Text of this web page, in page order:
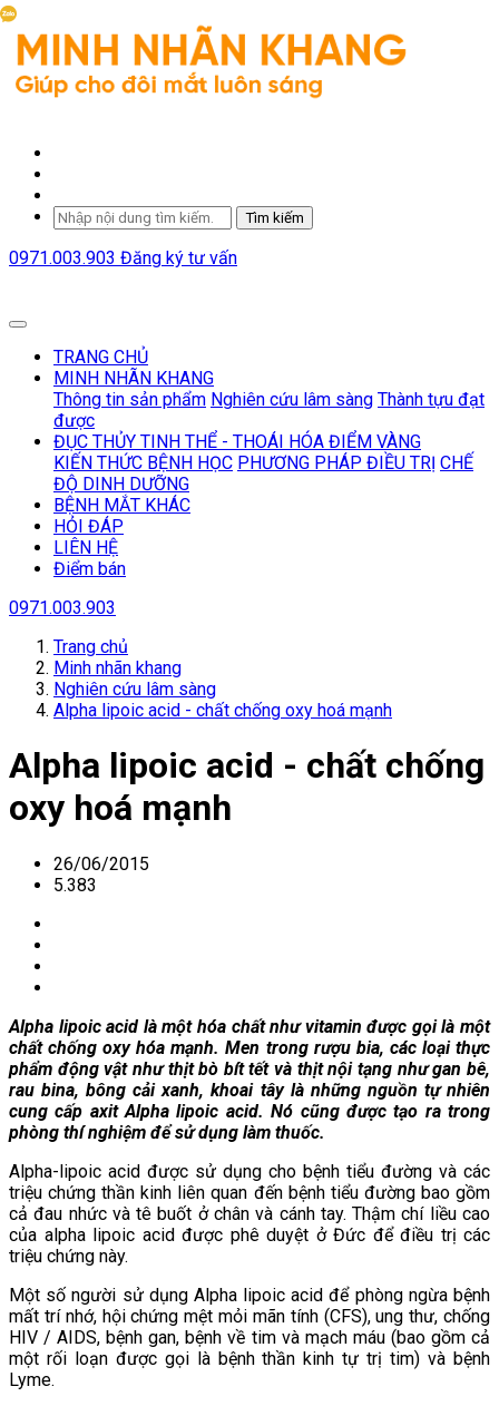
Tìm kiếm
0971.003.903 Đăng ký tư vấn
TRANG CHỦ
MINH NHÃN KHANG
Thông tin sản phẩm Nghiên cứu lâm sàng Thành tựu đạt
được
ĐỤC THỦY TINH THỂ - THOÁI HÓA ĐIỂM VÀNG
KIẾN THỨC BỆNH HỌC PHƯƠNG PHÁP ĐIỀU TRỊ CHẾ
ĐỘ DINH DƯỠNG
BỆNH MẮT KHÁC
HỎI ĐÁP
LIÊN HỆ
Điểm bán
0971.003.903
Trang chủ
Minh nhãn khang
Nghiên cứu lâm sàng
Alpha lipoic acid - chất chống oxy hoá mạnh
Alpha lipoic acid - chất chống
oxy hoá mạnh
26/06/2015
5.383
Alpha lipoic acid là một hóa chất như vitamin được gọi là một
chất chống oxy hóa mạnh. Men trong rượu bia, các loại thực
phẩm động vật như thịt bò bít tết và thịt nội tạng như gan bê,
rau bina, bông cải xanh, khoai tây là những nguồn tự nhiên
cung cấp axit Alpha lipoic acid. Nó cũng được tạo ra trong
phòng thí nghiệm để sử dụng làm thuốc.
Alpha-lipoic acid được sử dụng cho bệnh tiểu đường và các
triệu chứng thần kinh liên quan đến bệnh tiểu đường bao gồm
cả đau nhức và tê buốt ở chân và cánh tay. Thậm chí liều cao
của alpha lipoic acid được phê duyệt ở Đức để điều trị các
triệu chứng này.
Một số người sử dụng Alpha lipoic acid để phòng ngừa bệnh
mất trí nhớ, hội chứng mệt mỏi mãn tính (CFS), ung thư, chống
HIV / AIDS, bệnh gan, bệnh về tim và mạch máu (bao gồm cả
một rối loạn được gọi là bệnh thần kinh tự trị tim) và bệnh
Lyme.